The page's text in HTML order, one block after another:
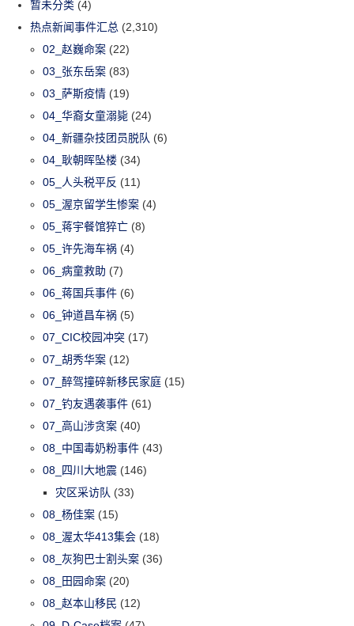
暂未分类 (4)
热点新闻事件汇总 (2,310)
02_赵巍命案 (22)
03_张东岳案 (83)
03_萨斯疫情 (19)
04_华裔女童溺毙 (24)
04_新疆杂技团员脱队 (6)
04_耿朝晖坠楼 (34)
05_人头税平反 (11)
05_渥京留学生惨案 (4)
05_蒋宇餐馆猝亡 (8)
05_许先海车祸 (4)
06_病童救助 (7)
06_蒋国兵事件 (6)
06_钟道昌车祸 (5)
07_CIC校园冲突 (17)
07_胡秀华案 (12)
07_醉驾撞碎新移民家庭 (15)
07_钓友遇袭事件 (61)
07_高山涉贪案 (40)
08_中国毒奶粉事件 (43)
08_四川大地震 (146)
灾区采访队 (33)
08_杨佳案 (15)
08_渥太华413集会 (18)
08_灰狗巴士割头案 (36)
08_田园命案 (20)
08_赵本山移民 (12)